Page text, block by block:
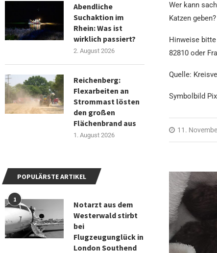
Wer kann
Katzen geben?
Hinweise
82810 oder
Quelle:
Symbolbild
11.
Abendliche
Suchaktion im
Rhein: Was ist
wirklich passiert?
2. August 2026
Reichenberg:
Flexarbeiten an
Strommast lösten
den großen
Flächenbrand aus
1. August 2026
POPULÄRSTE ARTIKEL
1
Notarzt aus dem
Westerwald stirbt
bei
Flugzeugunglück in
London Southend